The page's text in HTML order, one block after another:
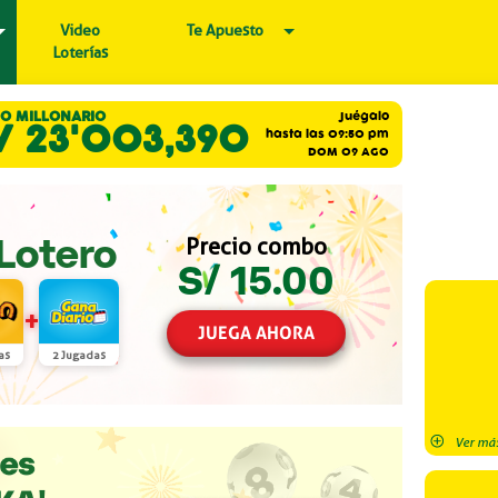
Video
Loterías
Te Apuesto
MILLONARIO
23'003,390
Juégalo
hasta las 09:50 pm
DOM 09 AGO
+
2 Jugadas
Precio combo
S/ 15.00
JUEGA AHORA
Ver